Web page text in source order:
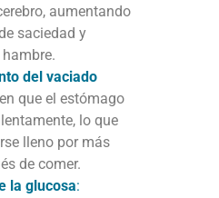
aumentando
saciedad y
del vaciado
que el estómago
lo que
lleno por más
de comer.
la glucosa: